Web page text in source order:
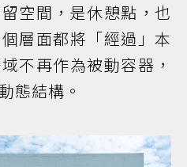
空間，是休憩點，也
層面都將「經過」本
不再作為被動容器，
態結構。